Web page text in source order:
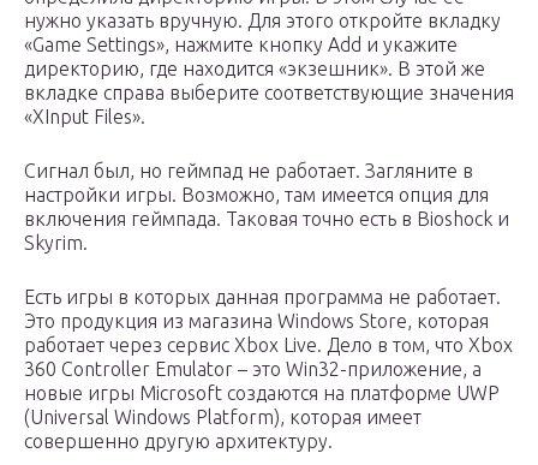
нужно указать вручную. Для этого откройте вкладку
«Game Settings», нажмите кнопку Add и укажите
директорию, где находится «экзешник». В этой же
вкладке справа выберите соответствующие значения
«XInput Files».
Сигнал был, но геймпад не работает. Загляните в
настройки игры. Возможно, там имеется опция для
включения геймпада. Таковая точно есть в Bioshock и
Skyrim.
Есть игры в которых данная программа не работает.
Это продукция из магазина Windows Store, которая
работает через сервис Xbox Live. Дело в том, что Xbox
360 Controller Emulator – это Win32-приложение, а
новые игры Microsoft создаются на платформе UWP
(Universal Windows Platform), которая имеет
совершенно другую архитектуру.